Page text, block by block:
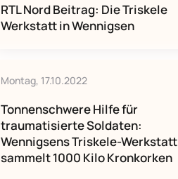
RTL Nord Beitrag: Die Triskele
Werkstatt in Wennigsen
Montag, 17.10.2022
Tonnenschwere Hilfe für
traumatisierte Soldaten:
Wennigsens Triskele-Werkstatt
sammelt 1000 Kilo Kronkorken